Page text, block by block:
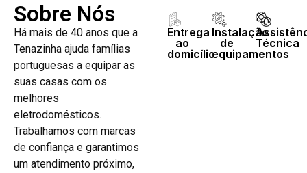
Sobre Nós
Há mais de 40 anos que a
Tenazinha ajuda famílias
portuguesas a equipar as
suas casas com os
melhores
eletrodomésticos.
Trabalhamos com marcas
de confiança e garantimos
um atendimento próximo,
Entrega
ao
domicílio
Instalação
de
equipamentos
Técnica